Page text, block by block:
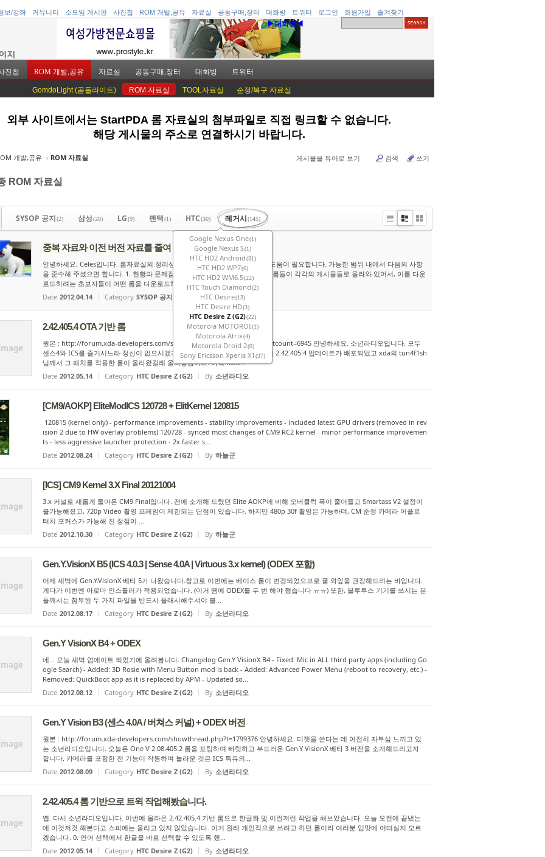
보/강좌 커뮤니티 소모임 게시판 사진첩 ROM 개발,공유 자료실 공동구매,장터 대화방 트위터 로그인 회원가입 즐겨찾기
▶대화방◀
진첩 ROM 개발,공유 자료실 공동구매,장터 대화방 트위터
GomdoLight (곰돌라이트) ROM 자료실 TOOL자료실 순정/복구 자료실
외부 사이트에서는 StartPDA 롬 자료실의 첨부파일로 직접 링크할 수 없습니다.
해당 게시물의 주소로 연결하시기 바랍니다.
개발,공유 › ROM 자료실 게시물을 뷰어로 보기 검색 쓰기
ROM 자료실
SYSOP 공지(2) 삼성(28) LG(9) 팬택(1) HTC(30) 레거시(145)
Google Nexus One(1)
Google Nexus S(1)
HTC HD2 Android(31)
HTC HD2 WP7(6)
HTC HD2 WM6.5(22)
HTC Touch Diamond(2)
HTC Desire(13)
HTC Desire HD(3)
HTC Desire Z (G2)(22)
Motorola MOTOROI(1)
Motorola Atrix(4)
Motorola Droid 2(0)
Sony Ericsson Xperia X1 (37)
Li
Zi
G
r
y
중복 자료와 이전 버전 자료를 줄여 주십시오.
안녕하세요, Celes입니다. 롬자료실의 정리상태를 개선하는 데에 여러분들의 도움이 필요합니다. 가능한 범위 내에서 다음의 사항
을 준수해 주셨으면 합니다. 1. 현황과 문제점 롬 자료실에 기종별로 워낙 많은 롬들이 각각의 게시물들로 올라와 있어서, 이를 다운
로드하려는 초보자들이 어떤 롬을 다운로드해야...
Date 2012.04.14 Category SYSOP 공지 Celes
2.42.405.4 OTA 기반 롬
원본 : http://forum.xda-developers.com/showpost.php?p=26040258&postcount=6945 안녕하세요. 소년라디오입니다. 모두
센스4와 ICS를 즐기시느라 정신이 없으시겠지만(그리고 저도 그랬지만) 그저께 2.42.405.4 업데이트가 배포되었고 xda의 tun4f1sh
님께서 그 패치를 적용한 롬이 올라왔길래 올려놓습니다. 아직 RUU...
Date 2012.05.14 Category HTC Desire Z (G2) By 소년라디오
[CM9/AOKP] EliteModICS 120728 + ElitKernel 120815
120815 (kernel only) - performance improvements - stability improvements - included latest GPU drivers (removed in rev
ision 2 due to HW overlay problems) 120728 - synced most changes of CM9 RC2 kernel - minor performance improvemen
ts - less aggressive launcher protection - 2x faster s...
Date 2012.08.24 Category HTC Desire Z (G2) By 하늘군
[ICS] CM9 Kernel 3.X Final 20121004
3.x 커널로 새롭게 돌아온 CM9 Final입니다. 전에 소개해 드렸던 Elite AOKP에 비해 오버클럭 폭이 줄어들고 Smartass V2 설정이
불가능해졌고, 720p Video 촬영 프레임이 제한되는 단점이 있습니다. 하지만 480p 30f 촬영은 가능하며, CM 순정 카메라 어플로
터치 포커스가 가능해 진 장점이 ...
Date 2012.10.30 Category HTC Desire Z (G2) By 하늘군
Gen.Y.VisionX B5 (ICS 4.0.3 | Sense 4.0A | Virtuous 3.x kernel) (ODEX 포함)
어제 새벽에 Gen.Y.VisionX 베타 5가 나왔습니다.참고로 이번에는 베이스 롬이 변경되었으므로 풀 와잎을 권장해드리는 바입니다.
게다가 이번엔 아로마 인스톨러가 적용되었습니다. (이거 땜에 ODEX를 두 번 해야 했습니다 ㅠㅠ) 또한, 블루투스 기기를 쓰시는 분
들께서는 첨부된 두 가지 파일을 반드시 플래시해주셔야 블...
Date 2012.08.17 Category HTC Desire Z (G2) By 소년라디오
Gen.Y VisionX B4 + ODEX
네... 오늘 새벽 업데이트 되었기에 올려봅니다. Changelog Gen.Y VisionX B4 - Fixed: Mic in ALL third party apps (including Go
ogle Search) - Added: 3D Rosie with Menu Button mod is back - Added: Advanced Power Menu (reboot to recovery, etc.) -
Removed: QuickBoot app as it is replaced by APM - Updated so...
Date 2012.08.12 Category HTC Desire Z (G2) By 소년라디오
Gen.Y Vision B3 (센스 4.0A / 버쳐스 커널) + ODEX 버전
원본 : http://forum.xda-developers.com/showthread.php?t=1799376 안녕하세요. 디젯을 쓴다는 데 여전히 자부심 느끼고 있
는 소년라디오입니다. 오늘은 One V 2.08.405.2 롬을 포팅하여 빠릿하고 부드러운 Gen.Y VisionX 베타 3 버전을 소개해드리고자
합니다. 카메라를 포함한 전 기능이 작동하며 놀라운 것은 ICS 특유의...
Date 2012.08.09 Category HTC Desire Z (G2) By 소년라디오
2.42.405.4 롬 기반으로 트윅 작업해봤습니다.
옙. 다시 소년라디오입니다. 이번에 올라온 2.42.405.4 기반 롬으로 한글화 및 이런저런 작업을 해보았습니다. 오늘 오전에 끝냈는
데 이것저것 해본다고 스피에는 올리고 있지 않았습니다. 이거 원래 개인적으로 쓰려고 하던 롬이라 여러분 입맛에 어떠실지 모르
겠습니다. 0. 언어 선택에서 한글을 바로 선택할 수 있도록 했...
Date 2012.05.14 Category HTC Desire Z (G2) By 소년라디오
북5
북5
북5
북5